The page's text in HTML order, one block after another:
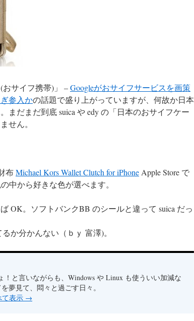
サイフ携帯)」 –Googleがおサイフサービスを画策
参入かの話題で盛り上がっていますが、何故か日本
まだまだ到底 suica や edy の「日本のおサイフケー
せん。
布Michael Kors Wallet Clutch for iPhone Apple Store で
中から好きな色が選べます。
OK。ソフトバンクBB のシールと違って suica だっ
か分かんない（ｂｙ 富澤)。
！と言いながらも、Windows や Linux も使ういい加減な
夢見て、悶々と過ごす日々。
て表示 →